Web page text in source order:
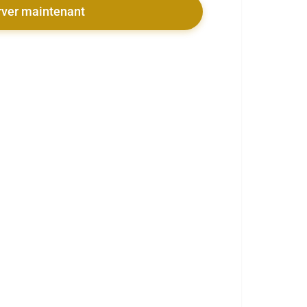
maintenant